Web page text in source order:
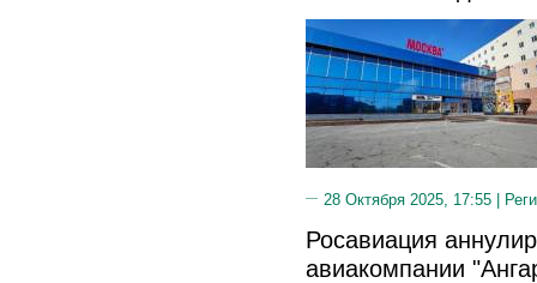
28 Октября 2025, 17:55 |
Росавиация
авиакомпании